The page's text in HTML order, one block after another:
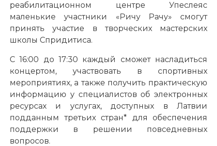
реабилитационном центре Упеслеяс
маленькие участники «Ричу Рачу» смогут
принять участие в творческих мастерских
школы Спридитиса.
С 16:00 до 17:30 каждый сможет насладиться
концертом, участвовать в спортивных
мероприятиях, а также получить практическую
информацию у специалистов об электронных
ресурсах и услугах, доступных в Латвии
подданным третьих стран* для обеспечения
поддержки в решении повседневных
вопросов.